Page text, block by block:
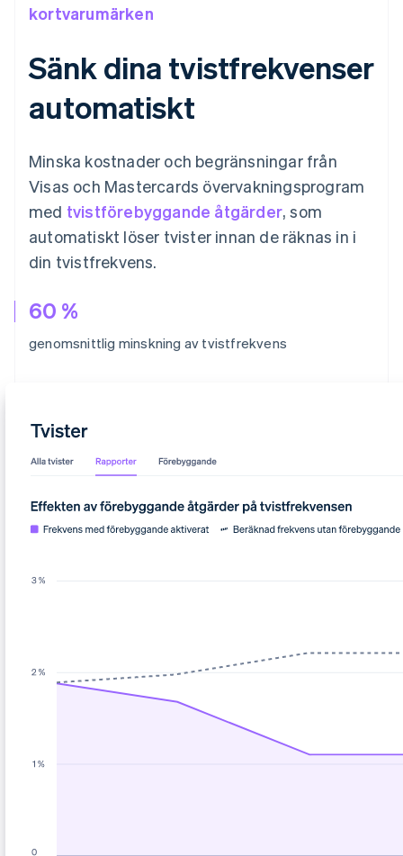
kortvarumärken
Sänk dina tvistfrekvenser
automatiskt
Minska kostnader och begränsningar från
Visas och Mastercards övervakningsprogram
med tvistförebyggande åtgärder, som
automatiskt löser tvister innan de räknas in i
din tvistfrekvens.
60 %
genomsnittlig minskning av tvistfrekvens